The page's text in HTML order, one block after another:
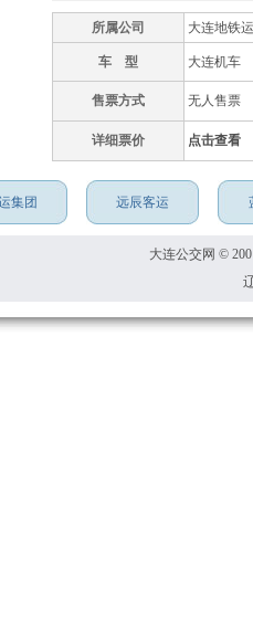
所属公司 大连地铁
车 型 大连机车
售票方式 无人售票
详细票价 点击查看
集团 远辰客运
大连公交网 ©